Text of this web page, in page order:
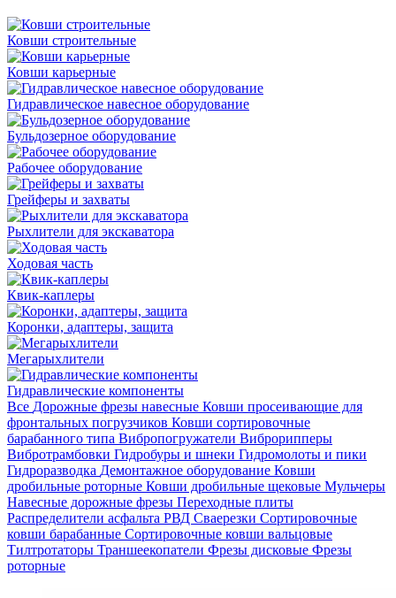
Ковши строительные
Ковши карьерные
Гидравлическое навесное оборудование
Бульдозерное оборудование
Рабочее оборудование
Грейферы и захваты
Рыхлители для экскаватора
Ходовая часть
Квик-каплеры
Коронки, адаптеры, защита
Мегарыхлители
Гидравлические компоненты
Все Дорожные фрезы навесные Ковши просеивающие для
фронтальных погрузчиков Ковши сортировочные
барабанного типа Вибропогружатели Виброрипперы
Вибротрамбовки Гидробуры и шнеки Гидромолоты и пики
Гидроразводка Демонтажное оборудование Ковши
дробильные роторные Ковши дробильные щековые Мульчеры
Навесные дорожные фрезы Переходные плиты
Распределители асфальта РВД Сваерезки Сортировочные
ковши барабанные Сортировочные ковши вальцовые
Тилтротаторы Траншеекопатели Фрезы дисковые Фрезы
роторные